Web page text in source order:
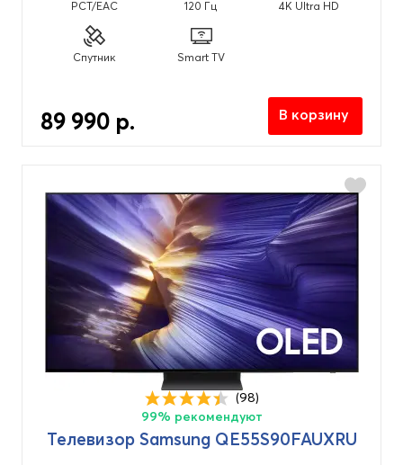
PCT/EAC 120 Гц 4K Ultra HD
Спутник Smart TV
89 990 р. В корзину
(98)
99% рекомендуют
Телевизор Samsung QE55S90FAUXRU